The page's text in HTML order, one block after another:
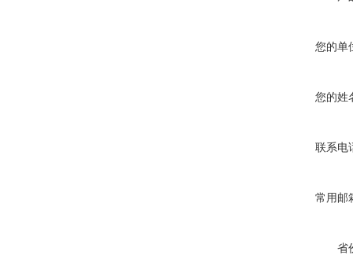
您的单
您的姓
联系电
常用邮
省